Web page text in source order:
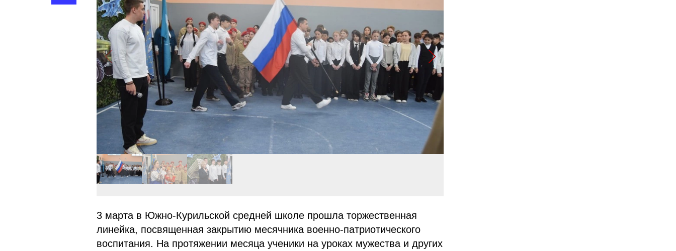
3 марта в Южно-Курильской средней школе прошла торжественная
линейка, посвященная закрытию месячника военно-патриотического
воспитания. На протяжении месяца ученики на уроках мужества и других